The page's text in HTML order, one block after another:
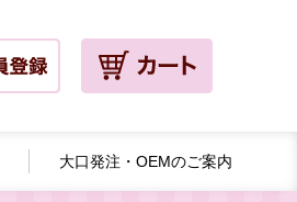
大口発注・ OEMのご案内